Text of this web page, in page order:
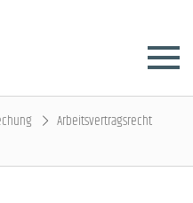
Arbeitsvertragsrecht